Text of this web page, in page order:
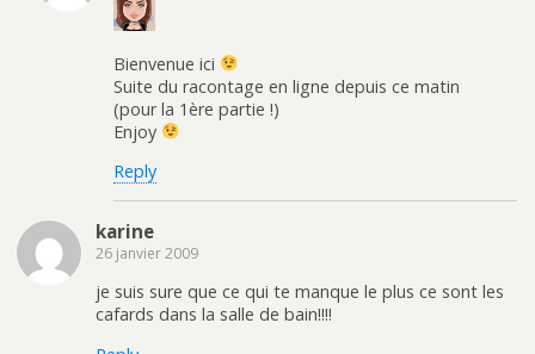
Bienvenue ici
Suite du racontage en ligne depuis ce matin
(pour la 1ère partie !)
Enjoy
Reply
karine
26 janvier 2009
je suis sure que ce qui te manque le plus ce sont les
cafards dans la salle de bain!!!!